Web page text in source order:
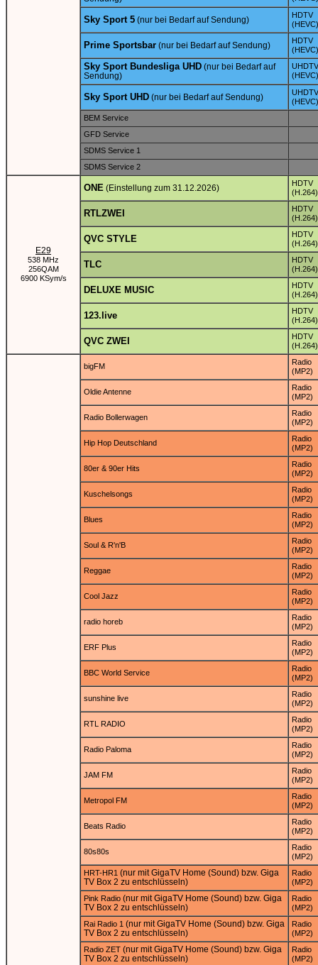
Sky Sport 5 (nur bei Bedarf auf Sendung)
HDTV
(HEVC)
Prime Sportsbar (nur bei Bedarf auf Sendung)
HDTV
(HEVC)
Sky Sport Bundesliga UHD (nur bei Bedarf auf
Sendung)
UHDTV
(HEVC)
Sky Sport UHD (nur bei Bedarf auf Sendung)
UHDTV
(HEVC)
BEM Service
GFD Service
SDMS Service 1
SDMS Service 2
E29
538 MHz
256QAM
6900 KSym/s
ONE (Einstellung zum 31.12.2026)
HDTV
(H.264)
RTLZWEI
HDTV
(H.264)
QVC STYLE
HDTV
(H.264)
TLC
HDTV
(H.264)
DELUXE MUSIC
HDTV
(H.264)
123.live
HDTV
(H.264)
QVC ZWEI
HDTV
(H.264)
bigFM
Radio
(MP2)
Oldie Antenne
Radio
(MP2)
Radio Bollerwagen
Radio
(MP2)
Hip Hop Deutschland
Radio
(MP2)
80er & 90er Hits
Radio
(MP2)
Kuschelsongs
Radio
(MP2)
Blues
Radio
(MP2)
Soul & R'n'B
Radio
(MP2)
Reggae
Radio
(MP2)
Cool Jazz
Radio
(MP2)
radio horeb
Radio
(MP2)
ERF Plus
Radio
(MP2)
BBC World Service
Radio
(MP2)
sunshine live
Radio
(MP2)
RTL RADIO
Radio
(MP2)
Radio Paloma
Radio
(MP2)
JAM FM
Radio
(MP2)
Metropol FM
Radio
(MP2)
Beats Radio
Radio
(MP2)
80s80s
Radio
(MP2)
HRT-HR1 (nur mit GigaTV Home (Sound) bzw. Giga
TV Box 2 zu entschlüsseln)
Radio
(MP2)
Pink Radio (nur mit GigaTV Home (Sound) bzw. Giga
TV Box 2 zu entschlüsseln)
Radio
(MP2)
Rai Radio 1 (nur mit GigaTV Home (Sound) bzw. Giga
TV Box 2 zu entschlüsseln)
Radio
(MP2)
Radio ZET (nur mit GigaTV Home (Sound) bzw. Giga
TV Box 2 zu entschlüsseln)
Radio
(MP2)